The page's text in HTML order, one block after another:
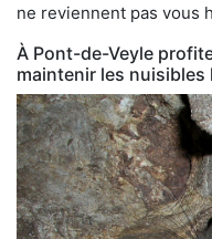
ne reviennent pas vous
À Pont-de-Veyle
maintenir les nuisibles